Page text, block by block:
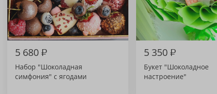
5 680₽
Набор "Шоколадная
симфония" с ягодами
5 350₽
Букет "Шоколадное
настроение"